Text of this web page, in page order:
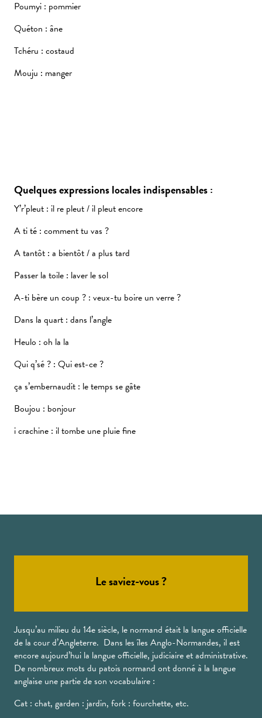
Poumyi : pommier
Quéton : âne
Tchéru : costaud
Mouju : manger
Quelques expressions locales indispensables :
Y’r’pleut : il re pleut / il pleut encore
A ti té : comment tu vas ?
A tantôt : a bientôt / a plus tard
Passer la toile : laver le sol
A-ti bère un coup ? : veux-tu boire un verre ?
Dans la quart : dans l’angle
Heulo : oh la la
Qui q’sé ? : Qui est-ce ?
ça s’embernaudit : le temps se gâte
Boujou : bonjour
i crachine : il tombe une pluie fine
Le saviez-vous ?
Jusqu’au milieu du 14e siècle, le normand était la langue officielle
de la cour d’Angleterre. Dans les îles Anglo-Normandes, il est
encore aujourd’hui la langue officielle, judiciaire et administrative.
De nombreux mots du patois normand ont donné à la langue
anglaise une partie de son vocabulaire :
Cat : chat, garden : jardin, fork : fourchette, etc.